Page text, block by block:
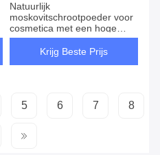
Natuurlijk
moskovitschrootpoeder voor
cosmetica met een hoge
hittebestendigheid en een
lage wateropname
Krijg Beste Prijs
5 6 7 8